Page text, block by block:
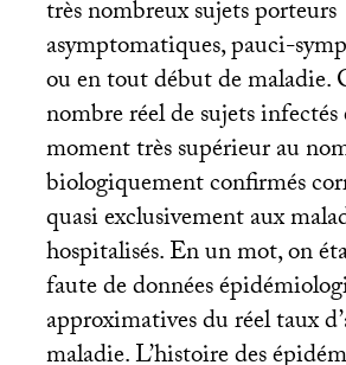
très nombreux sujets porteurs
asymptomatiques, pauci-
ou en tout début de maladie.
nombre réel de sujets
moment très supérieur au
biologiquement confirmés
quasi exclusivement aux
hospitalisés. En un mot, on
faute de données
approximatives du réel taux